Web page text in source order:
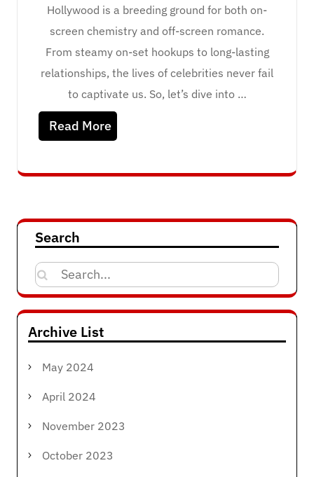
Hollywood is a breeding ground for both on-
screen chemistry and off-screen romance.
From steamy on-set hookups to long-lasting
relationships, the lives of celebrities never fail
to captivate us. So, let’s dive into …
Read More
Search
Search
for:
Archive List
May 2024
April 2024
November 2023
October 2023